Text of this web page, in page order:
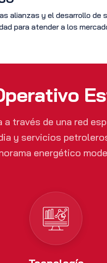
alianzas y el desarrollo
para atender a los
través de una red
y servicios
energético